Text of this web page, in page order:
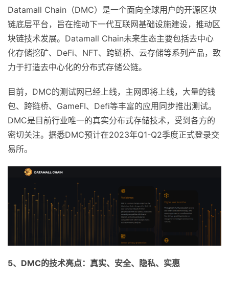
Datamall Chain（DMC）是一个面向全球用户的开源区块
链底层平台，旨在推动下一代互联网基础设施建设，推动区
块链技术发展。Datamall Chain未来生态主要包括去中心
化存储挖矿、DeFi、NFT、跨链桥、云存储等系列产品，致
力于打造去中心化的分布式存储公链。
目前，DMC的测试网已经上线，主网即将上线，大量的钱
包、跨链桥、GameFI、Defi等丰富的应用同步推出测试。
DMC是目前行业唯一的真实分布式存储技术，受到各方的
密切关注。据悉DMC预计在2023年Q1-Q2季度正式登录交
易所。
5、 DMC的技术亮点：真实、安全、隐私、实惠